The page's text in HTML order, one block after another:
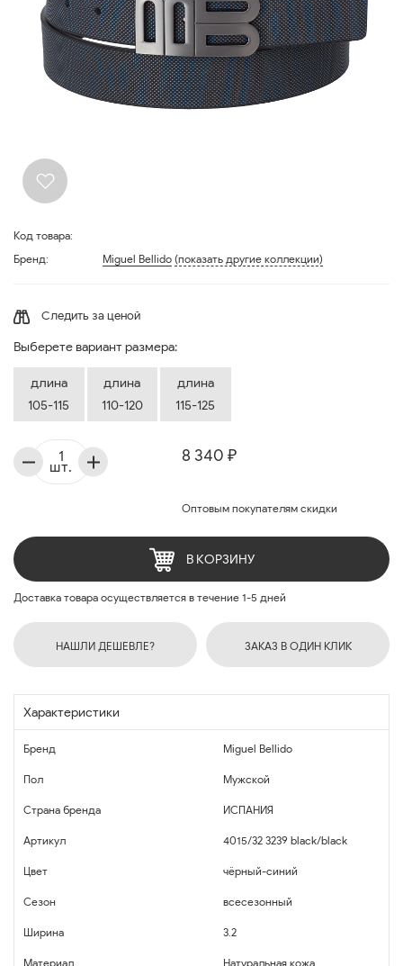
Код товара:
Бренд:
Miguel Bellido (показать другие коллекции)
Следить за ценой
Выберете вариант размера:
длина
105-115
длина
110-120
длина
115-125
8 340 ₽
Оптовым покупателям скидки
шт.
В КОРЗИНУ
Доставка товара осуществляется в течение 1-5 дней
НАШЛИ ДЕШЕВЛЕ? ЗАКАЗ В ОДИН КЛИК
Характеристики
Бренд Miguel Bellido
Пол Мужской
Страна бренда ИСПАНИЯ
Артикул 4015/32 3239 black/black
Цвет чёрный-синий
Сезон всесезонный
Ширина 3.2
Материал Натуральная кожа